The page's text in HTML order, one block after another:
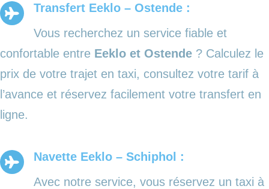
Transfert Eeklo – Ostende :
Vous recherchez un service fiable et
confortable entre Eeklo et Ostende ? Calculez le
prix de votre trajet en taxi, consultez votre tarif à
l’avance et réservez facilement votre transfert en
ligne.
Navette Eeklo – Schiphol :
Avec notre service, vous réservez un taxi à